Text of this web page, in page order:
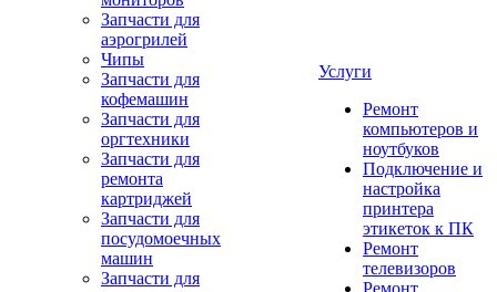
Запчасти для
аэрогрилей
Чипы
Запчасти для
кофемашин
Запчасти для
оргтехники
Запчасти для
ремонта
картриджей
Запчасти для
посудомоечных
машин
Запчасти для
Услуги
Ремонт
компьютеров и
ноутбуков
Подключение и
настройка
принтера
этикеток к ПК
Ремонт
телевизоров
Ремонт